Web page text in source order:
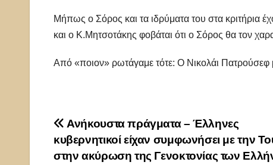
Μήπως ο Σόρος και τα ιδρύματα του στα κριτήρια
και ο Κ.Μητσοτάκης φοβάται ότι ο Σόρος θα τον
Από «ποιον» ρωτάγαμε τότε: Ο Νικολάι Πατρούσεφ
Πλοήγηση
άρθρων
Ανήκουστα πράγματα – Έλληνες
κυβερνητικοί είχαν συμφωνήσει με την
στην ακύρωση της Γενοκτονίας των